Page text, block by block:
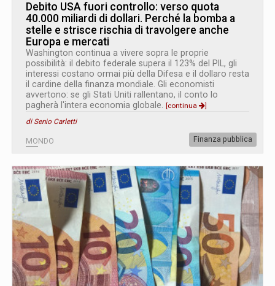
Debito USA fuori controllo: verso quota
40.000 miliardi di dollari. Perché la bomba a
stelle e strisce rischia di travolgere anche
Europa e mercati
Washington continua a vivere sopra le proprie
possibilità: il debito federale supera il 123% del PIL, gli
interessi costano ormai più della Difesa e il dollaro resta
il cardine della finanza mondiale. Gli economisti
avvertono: se gli Stati Uniti rallentano, il conto lo
pagherà l'intera economia globale. [continua
]
di Senio Carletti
MONDO Finanza pubblica